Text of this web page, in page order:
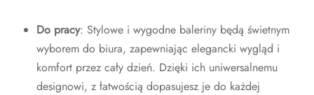
Do pracy: Stylowe i wygodne baleriny będą świetnym
wyborem do biura, zapewniając elegancki wygląd i
komfort przez cały dzień. Dzięki ich uniwersalnemu
designowi, z łatwością dopasujesz je do każdej